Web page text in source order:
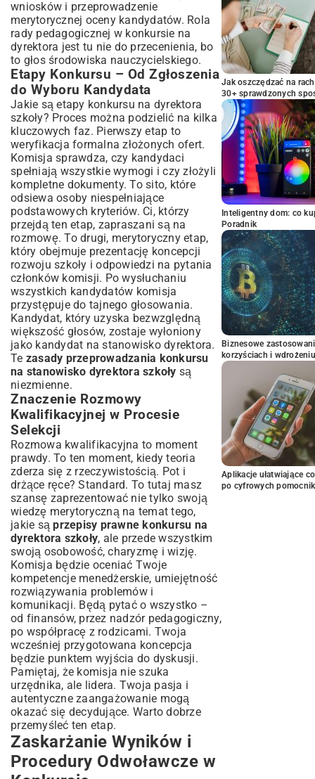
wniosków i przeprowadzenie
merytorycznej oceny kandydatów. Rola
rady pedagogicznej w konkursie na
dyrektora jest tu nie do przecenienia, bo
to głos środowiska nauczycielskiego.
Etapy Konkursu – Od Zgłoszenia
do Wyboru Kandydata
Jakie są etapy konkursu na dyrektora
szkoły? Proces można podzielić na kilka
kluczowych faz. Pierwszy etap to
weryfikacja formalna złożonych ofert.
Komisja sprawdza, czy kandydaci
spełniają wszystkie wymogi i czy złożyli
kompletne dokumenty. To sito, które
odsiewa osoby niespełniające
podstawowych kryteriów. Ci, którzy
przejdą ten etap, zapraszani są na
rozmowę. To drugi, merytoryczny etap,
który obejmuje prezentację koncepcji
rozwoju szkoły i odpowiedzi na pytania
członków komisji. Po wysłuchaniu
wszystkich kandydatów komisja
przystępuje do tajnego głosowania.
Kandydat, który uzyska bezwzględną
większość głosów, zostaje wyłoniony
jako kandydat na stanowisko dyrektora.
Te zasady przeprowadzania konkursu
na stanowisko dyrektora szkoły są
niezmienne.
Znaczenie Rozmowy
Kwalifikacyjnej w Procesie
Selekcji
Rozmowa kwalifikacyjna to moment
prawdy. To ten moment, kiedy teoria
zderza się z rzeczywistością. Pot i
drżące ręce? Standard. To tutaj masz
szansę zaprezentować nie tylko swoją
wiedzę merytoryczną na temat tego,
jakie sąprzepisy prawne konkursu na
dyrektora szkoły, ale przede wszystkim
swoją osobowość, charyzmę i wizję.
Komisja będzie oceniać Twoje
kompetencje menedżerskie, umiejętność
rozwiązywania problemów i
komunikacji. Będą pytać o wszystko –
od finansów, przez nadzór pedagogiczny,
po współpracę z rodzicami. Twoja
wcześniej przygotowana koncepcja
będzie punktem wyjścia do dyskusji.
Pamiętaj, że komisja nie szuka
urzędnika, ale lidera. Twoja pasja i
autentyczne zaangażowanie mogą
okazać się decydujące. Warto dobrze
przemyśleć ten etap.
Zaskarżanie Wyników i
Procedury Odwoławcze w
Jak oszczędzać na
30+ sprawdzonych
Inteligentny dom: co
Poradnik
Biznesowe
korzyściach i wdrożeniu
Aplikacje ułatwiające
po cyfrowych